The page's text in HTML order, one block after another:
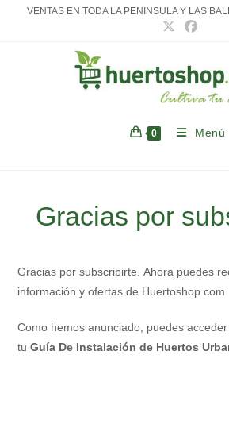
VENTAS EN TODA LA PENINSULA Y LAS
0 Menú
Gracias por
Gracias por subscribirte. Ahora puedes
información y ofertas de Huertoshop.com
Como hemos anunciado, puedes acceder
tuGuía De Instalación de Huertos